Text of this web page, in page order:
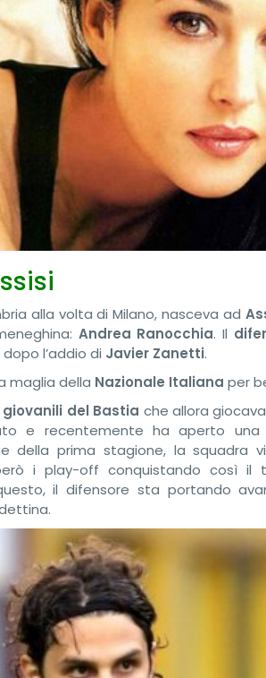
alla volta di Milano, nasceva ad
Andrea Ranocchia. Il
dopo l’addio di Javier Zanetti.
maglia della Nazionale Italiana per
giovanili del Bastia che allora
e recentemente ha aperto una
della prima stagione, la squadra
i play-off conquistando così il
il difensore sta portando